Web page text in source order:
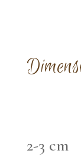
2-3 cm